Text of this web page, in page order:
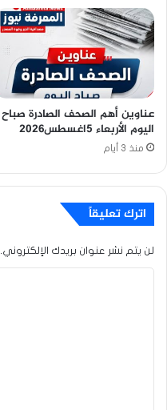
عناوين أهم الصحف الصادرة صباح
اليوم الأربعاء 5اغسطس2026
منذ 3 أيام
اترك تعليقاً
لن يتم نشر عنوان بريدك الإلكتروني.